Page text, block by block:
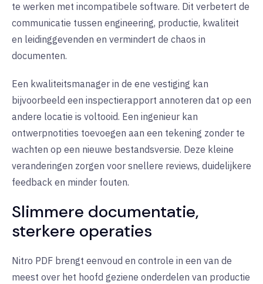
te werken met incompatibele software. Dit verbetert de
communicatie tussen engineering, productie, kwaliteit
en leidinggevenden en vermindert de chaos in
documenten.
Een kwaliteitsmanager in de ene vestiging kan
bijvoorbeeld een inspectierapport annoteren dat op een
andere locatie is voltooid. Een ingenieur kan
ontwerpnotities toevoegen aan een tekening zonder te
wachten op een nieuwe bestandsversie. Deze kleine
veranderingen zorgen voor snellere reviews, duidelijkere
feedback en minder fouten.
Slimmere documentatie,
sterkere operaties
Nitro PDF brengt eenvoud en controle in een van de
meest over het hoofd geziene onderdelen van productie